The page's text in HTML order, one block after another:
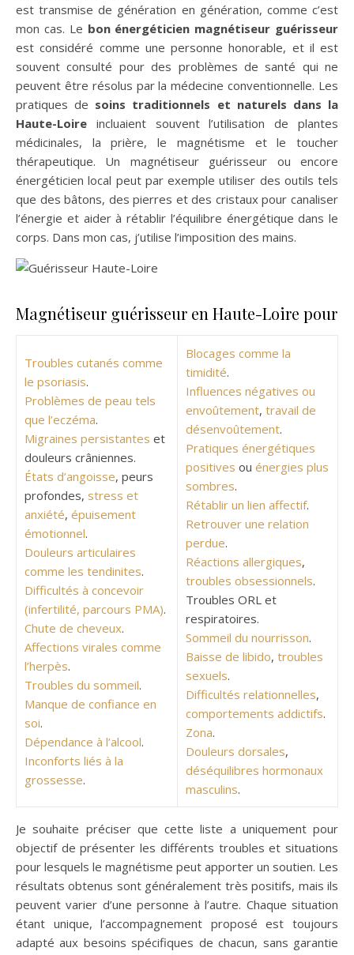
est transmise de génération en génération, comme c’est
mon cas. Le bon énergéticien magnétiseur guérisseur
est considéré comme une personne honorable, et il est
souvent consulté pour des problèmes de santé qui ne
peuvent être résolus par la médecine conventionnelle. Les
pratiques de soins traditionnels et naturels dans la
Haute-Loire incluaient souvent l’utilisation de plantes
médicinales, la prière, le magnétisme et le toucher
thérapeutique. Un magnétiseur guérisseur ou encore
énergéticien local peut par exemple utiliser des outils tels
que des bâtons, des pierres et des cristaux pour canaliser
l’énergie et aider à rétablir l’équilibre énergétique dans le
corps. Dans mon cas, j’utilise l’imposition des mains.
Magnétiseur guérisseur en Haute-Loire pour
Troubles cutanés comme
le psoriasis.
Problèmes de peau tels
que l’eczéma.
Migraines persistantes et
douleurs crâniennes.
États d’angoisse, peurs
profondes, stress et
anxiété, épuisement
émotionnel.
Douleurs articulaires
comme les tendinites.
Difficultés à concevoir
(infertilité, parcours PMA).
Chute de cheveux.
Affections virales comme
l’herpès.
Troubles du sommeil.
Manque de confiance en
soi.
Dépendance à l’alcool.
Inconforts liés à la
grossesse.
Blocages comme la
timidité.
Influences négatives ou
envoûtement, travail de
désenvoûtement.
Pratiques énergétiques
positives ou énergies plus
sombres.
Rétablir un lien affectif.
Retrouver une relation
perdue.
Réactions allergiques,
troubles obsessionnels.
Troubles ORL et
respiratoires.
Sommeil du nourrisson.
Baisse de libido, troubles
sexuels.
Difficultés relationnelles,
comportements addictifs.
Zona.
Douleurs dorsales,
déséquilibres hormonaux
masculins.
Je souhaite préciser que cette liste a uniquement pour
objectif de présenter les différents troubles et situations
pour lesquels le magnétisme peut apporter un soutien. Les
résultats obtenus sont généralement très positifs, mais ils
peuvent varier d’une personne à l’autre. Chaque situation
étant unique, l’accompagnement proposé est toujours
adapté aux besoins spécifiques de chacun, sans garantie